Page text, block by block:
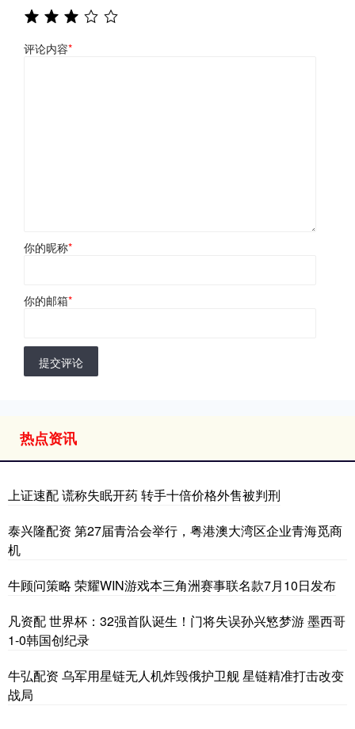
评论内容*
你的昵称*
你的邮箱*
提交评论
热点资讯
上证速配 谎称失眠开药 转手十倍价格外售被判刑
泰兴隆配资 第27届青洽会举行，粤港澳大湾区企业青海觅商
机
牛顾问策略 荣耀WIN游戏本三角洲赛事联名款7月10日发布
凡资配 世界杯：32强首队诞生！门将失误孙兴慜梦游 墨西哥
1-0韩国创纪录
牛弘配资 乌军用星链无人机炸毁俄护卫舰 星链精准打击改变
战局